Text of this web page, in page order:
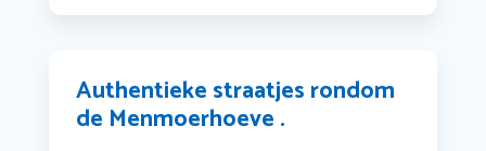
Authentieke straatjes rondom
de Menmoerhoeve .